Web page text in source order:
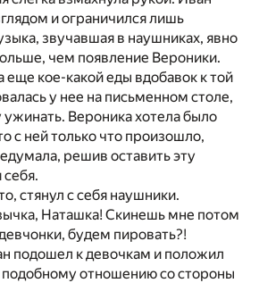
и ограничился лишь
звучавшая в наушниках, явно
чем появление Вероники.
кое-какой еды вдобавок к той
у нее на письменном столе,
ужинать. Вероника хотела было
с ней только что произошло,
решив оставить эту
стянул с себя наушники.
Наташка! Скинешь мне потом
будем пировать?!
подошел к девочкам и положил
подобному отношению со стороны